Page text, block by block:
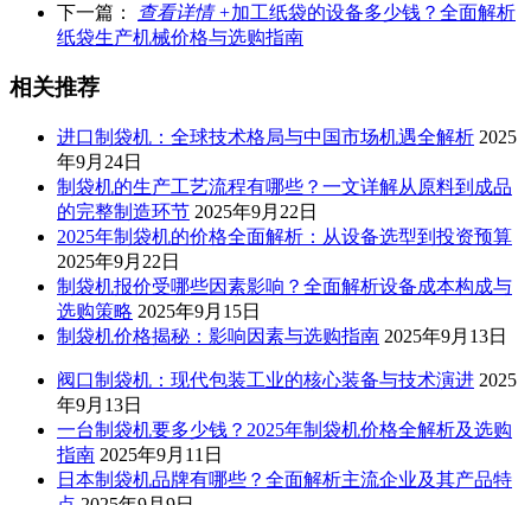
下一篇：
查看详情 +加工纸袋的设备多少钱？全面解析
纸袋生产机械价格与选购指南
相关推荐
进口制袋机：全球技术格局与中国市场机遇全解析 2025
年9月24日
制袋机的生产工艺流程有哪些？一文详解从原料到成品
的完整制造环节 2025年9月22日
2025年制袋机的价格全面解析：从设备选型到投资预算
2025年9月22日
制袋机报价受哪些因素影响？全面解析设备成本构成与
选购策略 2025年9月15日
制袋机价格揭秘：影响因素与选购指南 2025年9月13日
阀口制袋机：现代包装工业的核心装备与技术演进 2025
年9月13日
一台制袋机要多少钱？2025年制袋机价格全解析及选购
指南 2025年9月11日
日本制袋机品牌有哪些？全面解析主流企业及其产品特